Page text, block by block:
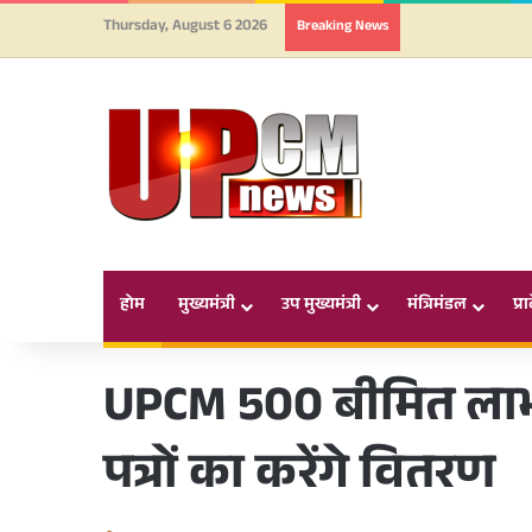
Thursday, August 6 2026 Breaking News
होम मुख्यमंत्री उप मुख्यमंत्री मंत्रिमंडल
UPCM 500 बीमित
पत्रों का करेंगे वितरण